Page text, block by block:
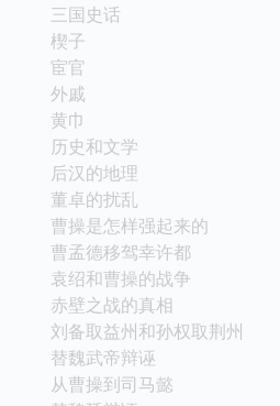
三国史话
楔子
宦官
外戚
黄巾
历史和文学
后汉的地理
董卓的扰乱
曹操是怎样强起来的
曹孟德移驾幸许都
袁绍和曹操的战争
赤壁之战的真相
刘备取益州和孙权取荆州
替魏武帝辩诬
从曹操到司马懿